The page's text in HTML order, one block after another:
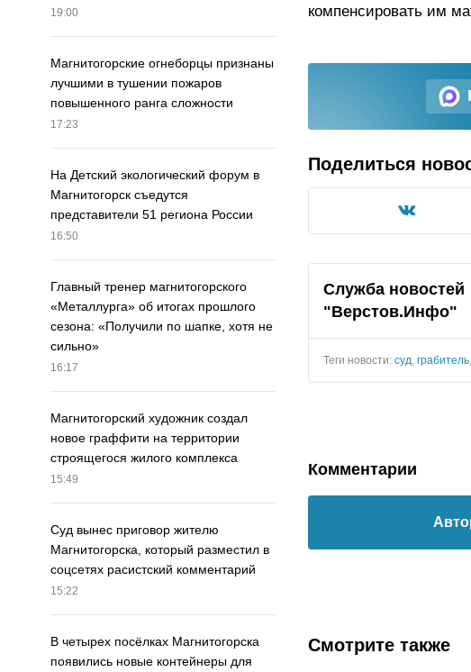
19:00
Магнитогорские огнеборцы признаны
лучшими в тушении пожаров
повышенного ранга сложности
17:23
На Детский экологический форум в
Магнитогорск съедутся
представители 51 региона России
16:50
Главный тренер магнитогорского
«Металлурга» об итогах прошлого
сезона: «Получили по шапке, хотя не
сильно»
16:17
Магнитогорский художник создал
новое граффити на территории
строящегося жилого комплекса
15:49
Суд вынес приговор жителю
Магнитогорска, который разместил в
соцсетях расистский комментарий
15:22
В четырех посёлках Магнитогорска
появились новые контейнеры для
компенсировать им
Поделиться
Служба новостей
"Верстов.Инфо"
Теги новости: суд грабитель
Комментарии
Смотрите также